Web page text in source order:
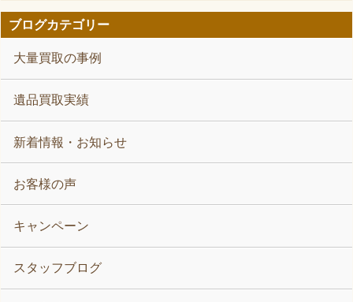
ブログカテゴリー
大量買取の事例
遺品買取実績
新着情報・お知らせ
お客様の声
キャンペーン
スタッフブログ